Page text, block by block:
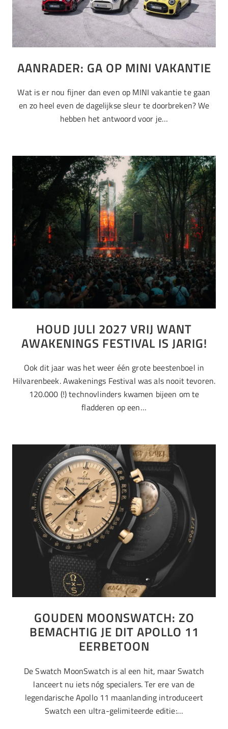
AANRADER: GA OP MINI VAKANTIE
Wat is er nou fijner dan even op MINI vakantie te gaan
en zo heel even de dagelijkse sleur te doorbreken? We
hebben het antwoord voor je…
HOUD JULI 2027 VRIJ WANT
AWAKENINGS FESTIVAL IS JARIG!
Ook dit jaar was het weer één grote beestenboel in
Hilvarenbeek. Awakenings Festival was als nooit tevoren.
120.000 (!) technovlinders kwamen bijeen om te
fladderen op een…
GOUDEN MOONSWATCH: ZO
BEMACHTIG JE DIT APOLLO 11
EERBETOON
De Swatch MoonSwatch is al een hit, maar Swatch
lanceert nu iets nóg specialers. Ter ere van de
legendarische Apollo 11 maanlanding introduceert
Swatch een ultra-gelimiteerde editie:…